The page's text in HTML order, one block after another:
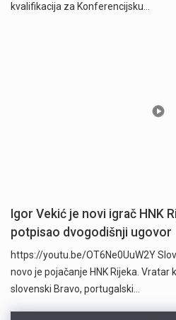
kvalifikacija za Konferencijsku…
Igor Vekić je novi igrač HNK
potpisao dvogodišnji ugovor
https://youtu.be/OT6Ne0UuW2Y
novo je pojačanje HNK Rijeka. Vratar
slovenski Bravo, portugalski…